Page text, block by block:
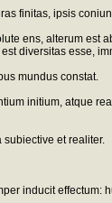
finitas, ipsis
ens, alterum est
diversitas esse,
mundus constat.
initium, atque
et realiter.
inducit